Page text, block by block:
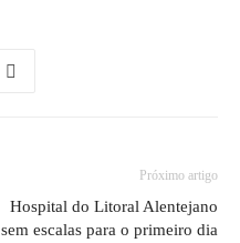
Próximo artigo
Hospital do Litoral Alentejano
sem escalas para o primeiro dia